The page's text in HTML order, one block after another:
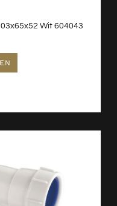
Wit 604043